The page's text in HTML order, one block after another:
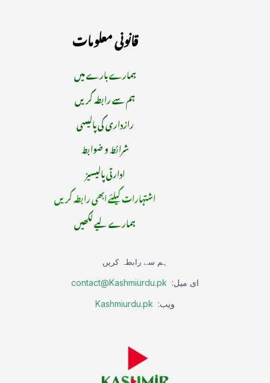
قانونی معلومات
ہمارے بارے میں
ہم سے رابطہ کریں
رازداری کی پالیسی
شرائط و ضوابط
ادارتی پالیسیز
اشتہارات کیلئے ابھی رابطہ کریں
ہمارے لیے لکھیں
ہم سے رابطہ کریں
ای میل: contact@Kashmiurdu.pk
ویب: Kashmiurdu.pk